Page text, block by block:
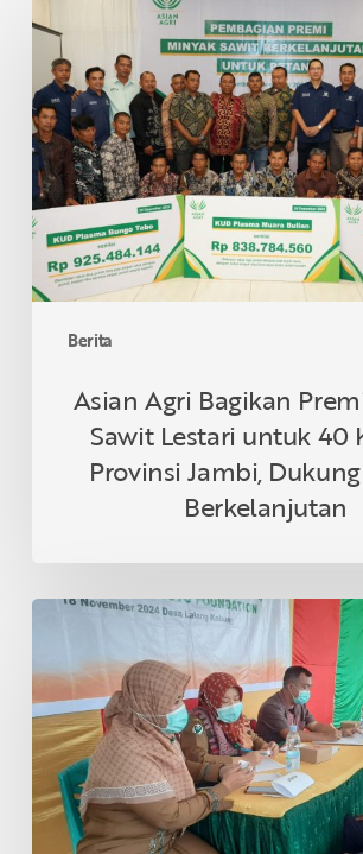
Berita
Agri
Bagikan
Premi
Minyak
Sawit
Lestari
untuk
40
KUD
di
Provinsi
Dukung
Petani
Berkelanjutan
Asian Agri Bagikan
Sawit Lestari untuk 40
Provinsi Jambi,
Berkelanjutan
Asian
&
Tanoto
Foundation
Gelar
Sehat
Bersama